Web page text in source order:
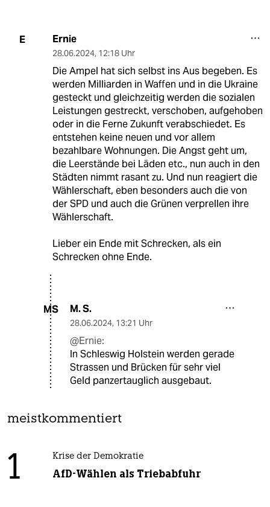
E Ernie
28.06.2024, 12:18 Uhr
Die Ampel hat sich selbst ins Aus begeben. Es
werden Milliarden in Waffen und in die Ukraine
gesteckt und gleichzeitig werden die sozialen
Leistungen gestreckt, verschoben, aufgehoben
oder in die Ferne Zukunft verabschiedet. Es
entstehen keine neuen und vor allem
bezahlbare Wohnungen. Die Angst geht um,
die Leerstände bei Läden etc., nun auch in den
Städten nimmt rasant zu. Und nun reagiert die
Wählerschaft, eben besonders auch die von
der SPD und auch die Grünen verprellen ihre
Wählerschaft.
Lieber ein Ende mit Schrecken, als ein
Schrecken ohne Ende.
MS M. S.
28.06.2024, 13:21 Uhr
@Ernie:
In Schleswig Holstein werden gerade
Strassen und Brücken für sehr viel
Geld panzertauglich ausgebaut.
meistkommentiert
1 Krise der Demokratie
AfD-Wählen als Triebabfuhr